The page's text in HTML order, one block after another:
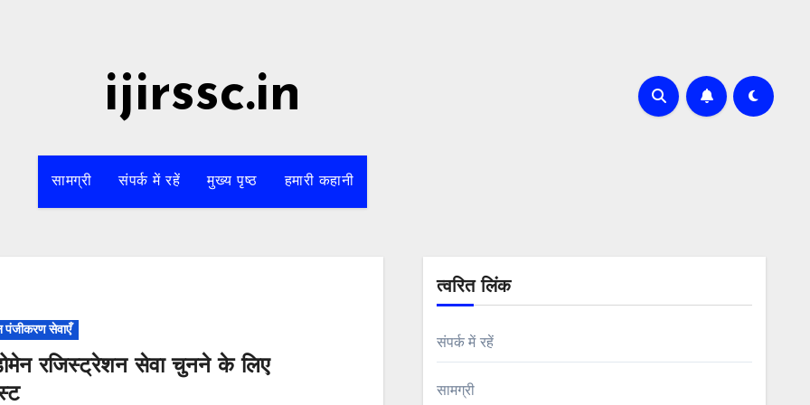
ijirssc.in
सामग्री संपर्क में रहें मुख्य पृष्ठ हमारी कहानी
पंजीकरण सेवाएँ
रजिस्ट्रेशन सेवा चुनने के लिए
त्वरित लिंक
संपर्क में रहें
सामग्री